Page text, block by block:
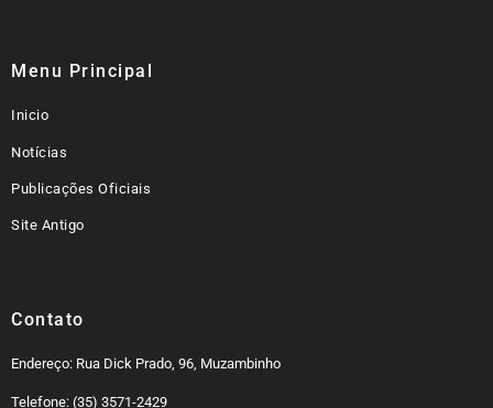
Menu Principal
Inicio
Notícias
Publicações Oficiais
Site Antigo
Contato
Endereço: Rua Dick Prado, 96, Muzambinho
Telefone: (35) 3571-2429